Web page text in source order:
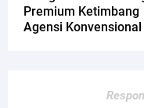
Premium Ketimbang
Agensi Konvensional